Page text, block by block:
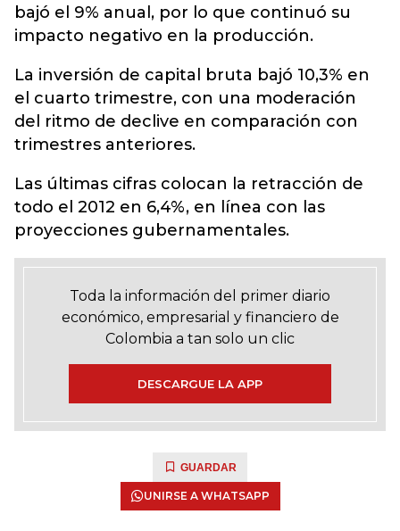
bajó el 9% anual, por lo que continuó su
impacto negativo en la producción.
La inversión de capital bruta bajó 10,3% en
el cuarto trimestre, con una moderación
del ritmo de declive en comparación con
trimestres anteriores.
Las últimas cifras colocan la retracción de
todo el 2012 en 6,4%, en línea con las
proyecciones gubernamentales.
Toda la información del primer diario
económico, empresarial y financiero de
Colombia a tan solo un clic
DESCARGUE LA APP
GUARDAR
UNIRSE A WHATSAPP